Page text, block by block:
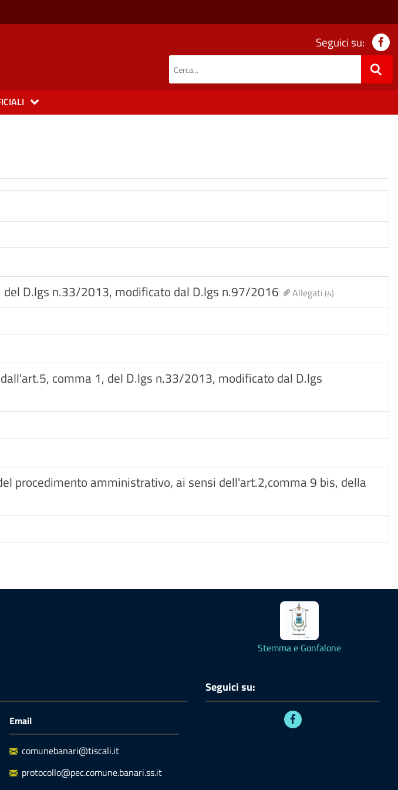
Seguici su:
del D.lgs n.33/2013, modificato dal D.lgs n.97/2016 Allegati(4)
comma 1, del D.lgs n.33/2013, modificato dal D.lgs
procedimento amministrativo, ai sensi dell'art.2,comma 9 bis, della
Stemma e Gonfalone
Email
comunebanari@tiscali.it
protocollo@pec.comune.banari.ss.it
Seguici su: